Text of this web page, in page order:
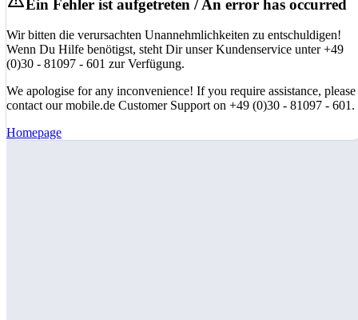
Ein Fehler ist aufgetreten / An error has occurred
Wir bitten die verursachten Unannehmlichkeiten zu entschuldigen!
Wenn Du Hilfe benötigst, steht Dir unser Kundenservice unter +49
(0)30 - 81097 - 601 zur Verfügung.
We apologise for any inconvenience! If you require assistance, please
contact our mobile.de Customer Support on +49 (0)30 - 81097 - 601.
Homepage